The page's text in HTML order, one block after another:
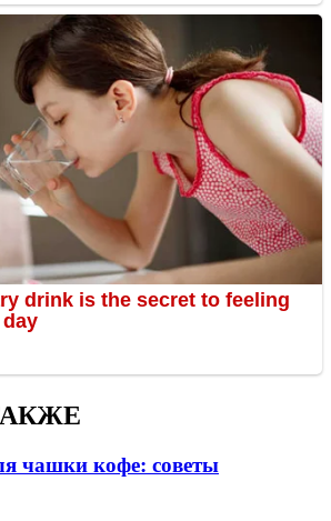
чашки кофе: советы